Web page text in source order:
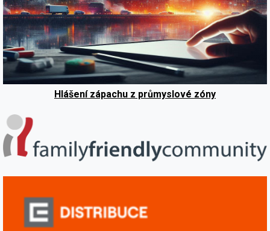
Hlášení zápachu z průmyslové zóny